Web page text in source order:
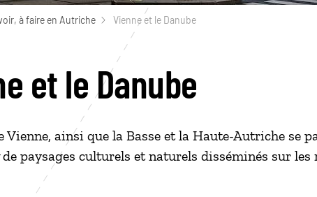
à faire en Autriche Vienne et le Danube
et le Danube
Vienne, ainsi que la Basse et la Haute-Autriche se
de paysages culturels et naturels disséminés sur les